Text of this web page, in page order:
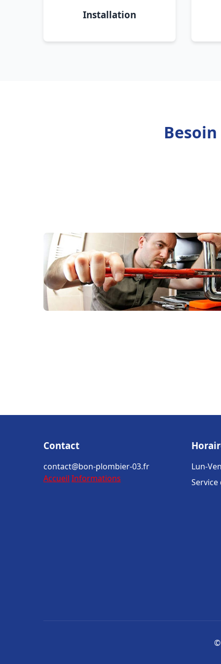
Installation
Contact
contact@bon-plombier-03.fr
Accueil Informations
Lun-
©